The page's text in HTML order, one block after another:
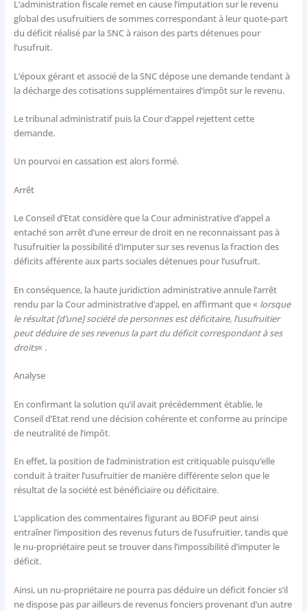
L’administration fiscale remet en cause l’imputation sur le revenu
global des usufruitiers de sommes correspondant à leur quote-part
du déficit réalisé par la SNC à raison des parts détenues pour
l’usufruit.
L’époux gérant et associé de la SNC dépose une demande tendant à
la décharge des cotisations supplémentaires d’impôt sur le revenu.
Le tribunal administratif puis la Cour d’appel rejettent cette
demande.
Un pourvoi en cassation est alors formé.
Arrêt
Le Conseil d’Etat considère que la Cour administrative d’appel a
entaché son arrêt d’une erreur de droit en ne reconnaissant pas à
l’usufruitier la possibilité d’imputer sur ses revenus la fraction des
déficits afférente aux parts sociales détenues pour l’usufruit.
En conséquence, la haute juridiction administrative annule l’arrêt
rendu par la Cour administrative d’appel, en affirmant que « lorsque
le résultat [d’une] société de personnes est déficitaire, l’usufruitier
peut déduire de ses revenus la part du déficit correspondant à ses
droits« .
Analyse
En confirmant la solution qu’il avait précédemment établie, le
Conseil d’Etat rend une décision cohérente et conforme au principe
de neutralité de l’impôt.
En effet, la position de l’administration est critiquable puisqu’elle
conduit à traiter l’usufruitier de manière différente selon que le
résultat de la société est bénéficiaire ou déficitaire.
L’application des commentaires figurant au BOFiP peut ainsi
entraîner l’imposition des revenus futurs de l’usufruitier, tandis que
le nu-propriétaire peut se trouver dans l’impossibilité d’imputer le
déficit.
​Ainsi, un nu-propriétaire ne pourra pas déduire un déficit foncier s’il
ne dispose pas par ailleurs de revenus fonciers provenant d’un autre